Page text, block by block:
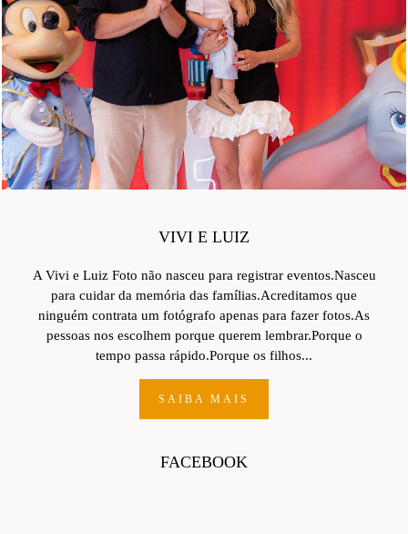
VIVI E LUIZ
A Vivi e Luiz Foto não nasceu para registrar eventos.Nasceu
para cuidar da memória das famílias.Acreditamos que
ninguém contrata um fotógrafo apenas para fazer fotos.As
pessoas nos escolhem porque querem lembrar.Porque o
tempo passa rápido.Porque os filhos...
SAIBA MAIS
FACEBOOK